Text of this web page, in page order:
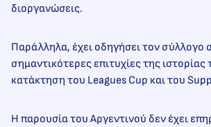
διοργανώσεις.
Παράλληλα, έχει οδηγήσει τον σύλλογο
σημαντικότερες επιτυχίες της ιστορίας
κατάκτηση του Leagues Cup και του
Η παρουσία του Αργεντινού δεν έχει